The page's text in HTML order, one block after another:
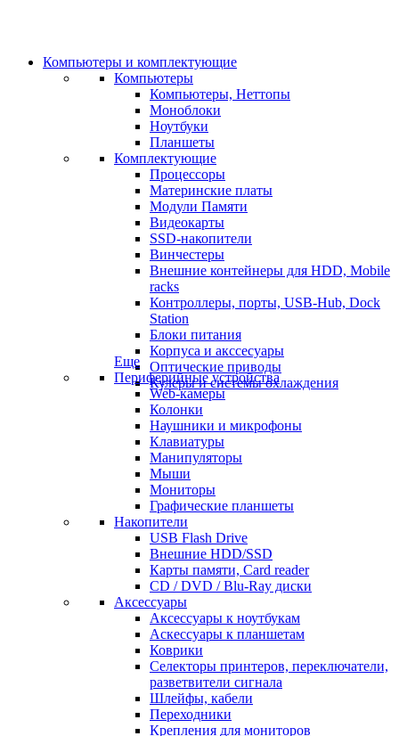
Компьютеры и комплектующие
Компьютеры
Компьютеры, Неттопы
Моноблоки
Ноутбуки
Планшеты
Комплектующие
Процессоры
Материнские платы
Модули Памяти
Видеокарты
SSD-накопители
Винчестеры
Внешние контейнеры для HDD, Mobile
racks
Контроллеры, порты, USB-Hub, Dock
Station
Блоки питания
Корпуса и акссесуары
Оптические приводы
Кулеры и системы охлаждения
Еще
Периферийные устройства
Web-камеры
Колонки
Наушники и микрофоны
Клавиатуры
Манипуляторы
Мыши
Мониторы
Графические планшеты
Накопители
USB Flash Drive
Внешние HDD/SSD
Карты памяти, Card reader
CD / DVD / Blu-Ray диски
Аксессуары
Аксессуары к ноутбукам
Аскессуары к планшетам
Коврики
Селекторы принтеров, переключатели,
разветвители сигнала
Шлейфы, кабели
Переходники
Крепления для мониторов